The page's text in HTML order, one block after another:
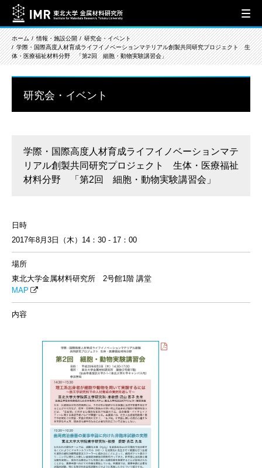
ホーム 情報・施設公開
研究会・イベント
学際・国際高度人材育成ライフイノベーションマテリアル創製共同研究プロジェクト 生
体・医療福祉材料分野 「第2回 細胞・動物実験講習会」
研究会・イベント
学際・国際高度人材育成ライフイノベーションマテ
リアル創製共同研究プロジェクト 生体・医療福祉
材料分野 「第2回 細胞・動物実験講習会」
日時
2017年8月3日（木）14：30 - 17：00
場所
東北大学金属材料研究所 2号館1階 講堂
MAP
内容